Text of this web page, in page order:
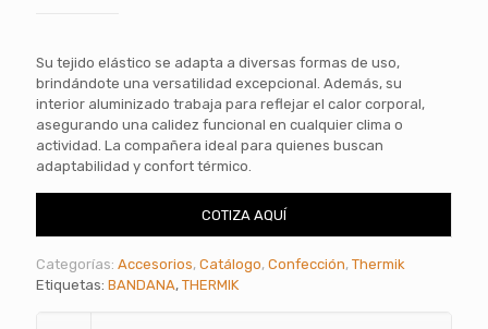
Su tejido elástico se adapta a diversas formas de uso,
brindándote una versatilidad excepcional. Además, su
interior aluminizado trabaja para reflejar el calor corporal,
asegurando una calidez funcional en cualquier clima o
actividad. La compañera ideal para quienes buscan
adaptabilidad y confort térmico.
COTIZA AQUÍ
Categorías: Accesorios, Catálogo, Confección, Thermik
Etiquetas: BANDANA, THERMIK